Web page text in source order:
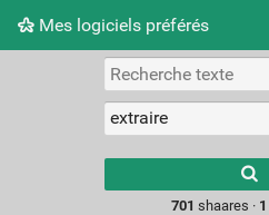
Mes logiciels préférés
Nuage de tags Mur d'images
701 shaares · 1